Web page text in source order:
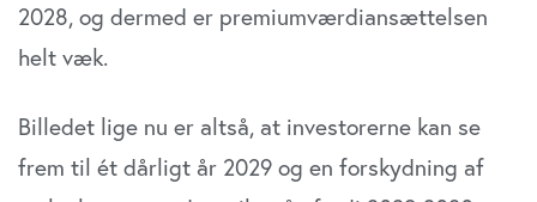
2028, og dermed er premiumværdiansættelsen
helt væk.
Billedet lige nu er altså, at investorerne kan se
frem til ét dårligt år 2029 og en forskydning af